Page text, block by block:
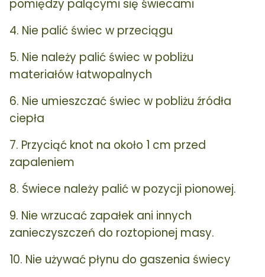
pomiędzy palącymi się świecami
4. Nie palić świec w przeciągu
5. Nie należy palić świec w pobliżu
materiałów łatwopalnych
6. Nie umieszczać świec w pobliżu źródła
ciepła
7. Przyciąć knot na około 1 cm przed
zapaleniem
8. Świece należy palić w pozycji pionowej.
9. Nie wrzucać zapałek ani innych
zanieczyszczeń do roztopionej masy.
10. Nie używać płynu do gaszenia świecy